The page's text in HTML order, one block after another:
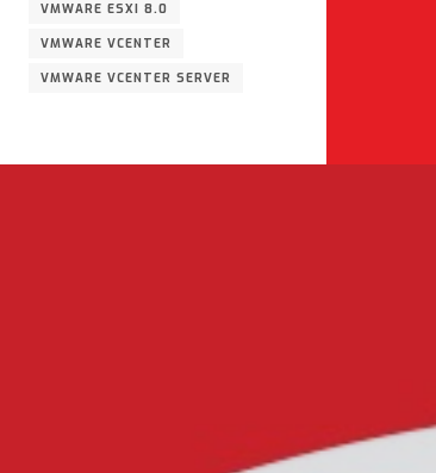
VMWARE ESXI 8.0
VMWARE VCENTER
VMWARE VCENTER SERVER